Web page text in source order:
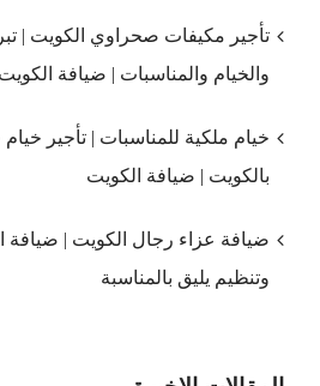
تأجير مكيفات صحراوي الكويت |
والخيام والمناسبات | ضيافة الكويت
خيام ملكية للمناسبات | تأجير
بالكويت | ضيافة الكويت
ضيافة عزاء رجال الكويت | ضيافة
وتنظيم يليق بالمناسبة